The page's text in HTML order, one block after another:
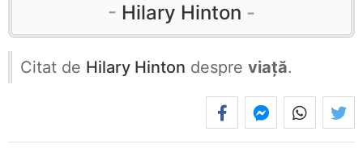
Hilary Hinton
Citat de Hilary Hinton despre viață.